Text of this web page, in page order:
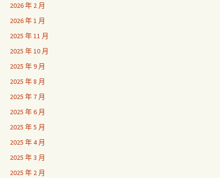
2026 年 2 月
2026 年 1 月
2025 年 11 月
2025 年 10 月
2025 年 9 月
2025 年 8 月
2025 年 7 月
2025 年 6 月
2025 年 5 月
2025 年 4 月
2025 年 3 月
2025 年 2 月